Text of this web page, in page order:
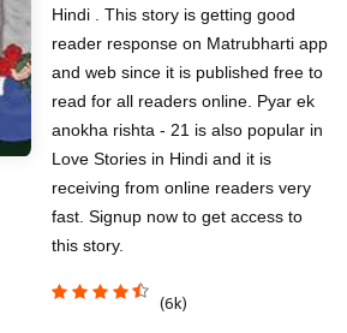
Hindi . This story is getting good
reader response on Matrubharti app
and web since it is published free to
read for all readers online. Pyar ek
anokha rishta - 21 is also popular in
Love Stories in Hindi and it is
receiving from online readers very
fast. Signup now to get access to
this story.
(6k)